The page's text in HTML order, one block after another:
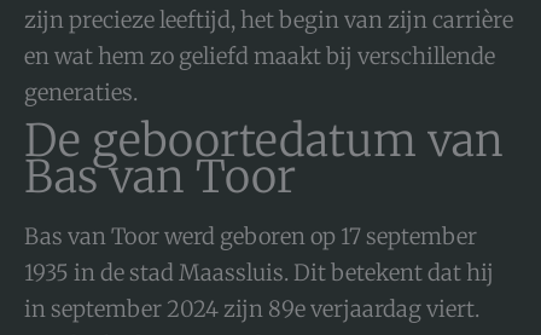
zijn precieze leeftijd, het begin van zijn carrière
en wat hem zo geliefd maakt bij verschillende
generaties.
De geboortedatum van
Bas van Toor
Bas van Toor werd geboren op 17 september
1935 in de stad Maassluis. Dit betekent dat hij
in september 2024 zijn 89e verjaardag viert.